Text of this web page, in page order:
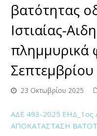
βατότητας
Ιστιαίας-
πλημμυρικά
23 Οκτωβρίου 2025
ΑΔΕ 493-2025
ΑΠΟΚΑΤΑΣΤΑΣΗ